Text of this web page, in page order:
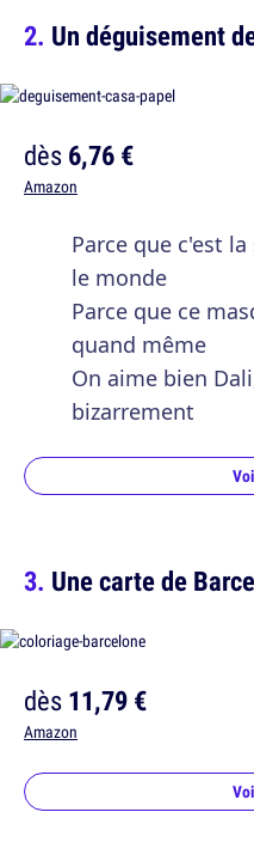
Un déguisement
dès6,76 €
Amazon
Parce que c'est
le monde
Parce que ce
quand même
On aime bien
bizarrement
Une carte de
dès11,79 €
Amazon